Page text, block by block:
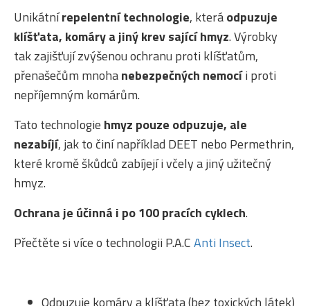
Unikátnírepelentní technologie, kteráodpuzuje
klíšťata, komáry a jiný krev sající hmyz. Výrobky
tak zajišťují zvýšenou ochranu proti klíšťatům,
přenašečům mnohanebezpečných nemocíi proti
nepříjemným komárům.
Tato technologie hmyz pouze odpuzuje, ale
nezabíjí, jak to činí například DEET nebo Permethrin,
které kromě škůdců zabíjejí i včely a jiný užitečný
hmyz.
Ochrana je účinná i po 100 pracích cyklech.
Přečtěte si více o technologii P.A.CAnti Insect.
Odpuzuje komáry a klíšťata (bez toxických látek)